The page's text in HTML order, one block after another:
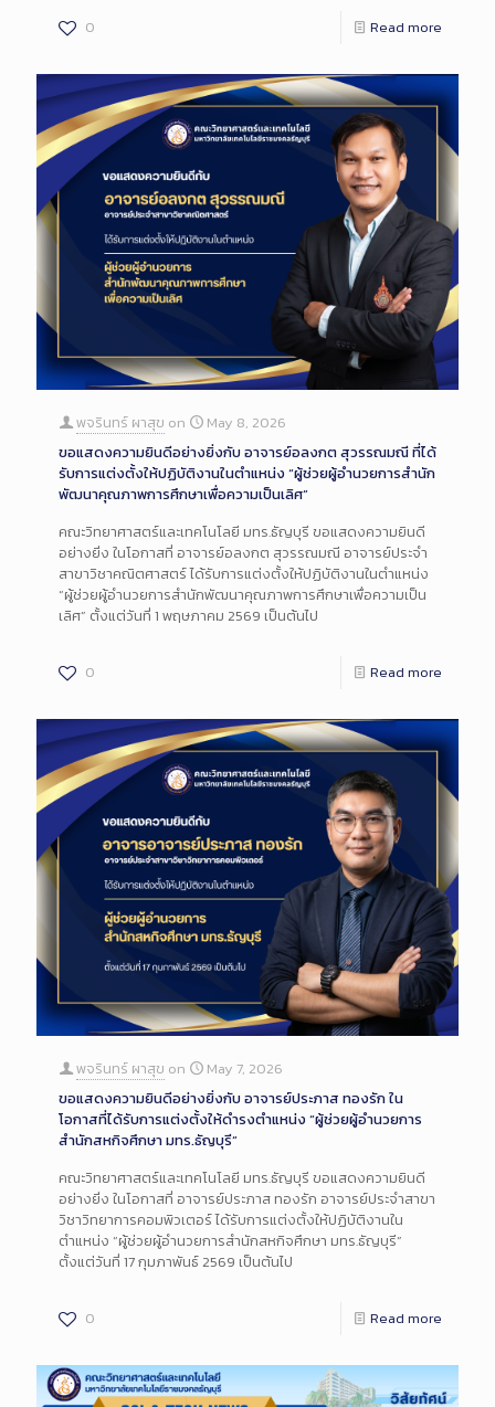
0 Read more
พจรินทร์ ผาสุข on
May 8, 2026
ขอแสดงความยินดีอย่างยิ่งกับ อาจารย์อลงกต สุวรรณมณี ที่ได้
รับการแต่งตั้งให้ปฏิบัติงานในตำแหน่ง “ผู้ช่วยผู้อำนวยการสำนัก
พัฒนาคุณภาพการศึกษาเพื่อความเป็นเลิศ”
คณะวิทยาศาสตร์และเทคโนโลยี มทร.ธัญบุรี ขอแสดงความยินดี
อย่างยิ่ง ในโอกาสที่ อาจารย์อลงกต สุวรรณมณี อาจารย์ประจำ
สาขาวิชาคณิตศาสตร์ ได้รับการแต่งตั้งให้ปฏิบัติงานในตำแหน่ง
“ผู้ช่วยผู้อำนวยการสำนักพัฒนาคุณภาพการศึกษาเพื่อความเป็น
เลิศ” ตั้งแต่วันที่ 1 พฤษภาคม 2569 เป็นต้นไป
0 Read more
พจรินทร์ ผาสุข on
May 7, 2026
ขอแสดงความยินดีอย่างยิ่งกับ อาจารย์ประภาส ทองรัก ใน
โอกาสที่ได้รับการแต่งตั้งให้ดำรงตำแหน่ง “ผู้ช่วยผู้อำนวยการ
สำนักสหกิจศึกษา มทร.ธัญบุรี”
คณะวิทยาศาสตร์และเทคโนโลยี มทร.ธัญบุรี ขอแสดงความยินดี
อย่างยิ่ง ในโอกาสที่ อาจารย์ประภาส ทองรัก อาจารย์ประจำสาขา
วิชาวิทยาการคอมพิวเตอร์ ได้รับการแต่งตั้งให้ปฏิบัติงานใน
ตำแหน่ง “ผู้ช่วยผู้อำนวยการสำนักสหกิจศึกษา มทร.ธัญบุรี”
ตั้งแต่วันที่ 17 กุมภาพันธ์ 2569 เป็นต้นไป
0 Read more